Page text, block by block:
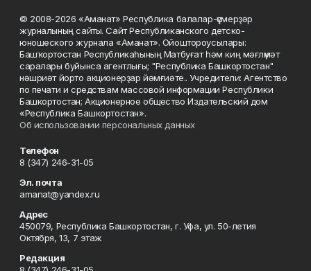
© 2008-2026 «Аманат» Республика балалар-үҫмерҙәр
журналының сайты. Сайт Республиканского детско-
юношеского журнала «Аманат». Ойоштороусылары:
Башҡортостан Республикаһының Матбуғат һәм киң мәғлүмәт
саралары буйынса агентлығы; "Республика Башкортостан"
нәшриәт йорто акционерҙар йәмғиәте.. Учредители: Агентство
по печати и средствам массовой информации Республики
Башкортостан; Акционерное общество Издательский дом
«Республика Башкортостан».
Об использовании персональных данных
Телефон
8 (347) 246-31-05
Эл. почта
amanat@yandex.ru
Адрес
450079, Республика Башкортостан, г. Уфа, ул. 50-летия
Октября, 13, 7 этаж
Редакция